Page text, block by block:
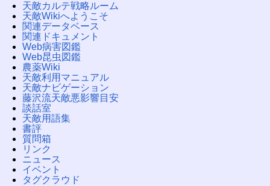
天敵カルテ戦略ルーム
天敵Wikiへようこそ
関連データベース
関連ドキュメント
Web病害図鑑
Web昆虫図鑑
農薬Wiki
天敵利用マニュアル
天敵ナビゲーション
藤沢流天敵悪影響目安
談話室
天敵用語集
書評
質問箱
リンク
ニュース
イベント
タグクラウド